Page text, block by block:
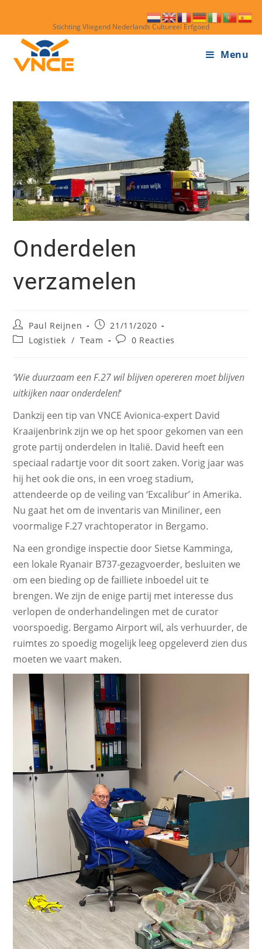
Stichting Vliegend Nederlands Cultureel Erfgoed
Menu
Onderdelen
verzamelen
Paul Reijnen
21/11/2020
Logistiek / Team 0 Reacties
‘Wie duurzaam een F.27 wil blijven opereren moet blijven
uitkijken naar onderdelen!‘
Dankzij een tip van VNCE Avionica-expert David
Kraaijenbrink zijn we op het spoor gekomen van een
grote partij onderdelen in Italië. David heeft een
speciaal radartje voor dit soort zaken. Vorig jaar was
hij het ook die ons, in een vroeg stadium,
attendeerde op de veiling van ‘Excalibur’ in Amerika.
Nu gaat het om de inventaris van Miniliner, een
voormalige F.27 vrachtoperator in Bergamo.
Na een grondige inspectie door Sietse Kamminga,
een lokale Ryanair B737-gezagvoerder, besluiten we
om een bieding op de failliete inboedel uit te
brengen. We zijn de enige partij met interesse dus
verlopen de onderhandelingen met de curator
voorspoedig. Bergamo Airport wil, als verhuurder, de
ruimtes zo spoedig mogelijk leeg opgeleverd zien dus
moeten we vaart maken.